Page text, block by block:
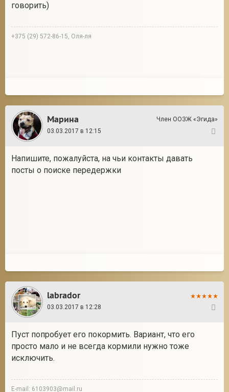
говорить)
+375 (29) 572-86-15, Оля-ля
Марина
Член ООЗЖ «Эгида»
03.03.2017 в 12:15
Напишите, пожалуйста, на чьи контакты давать
посты о поиске передержки
labrador
03.03.2017 в 12:28
Пуст попробует его покормить. Вариант, что его
просто мало и не всегда кормили нужно тоже
исключить.
E-mail: 6103903@mail.ru